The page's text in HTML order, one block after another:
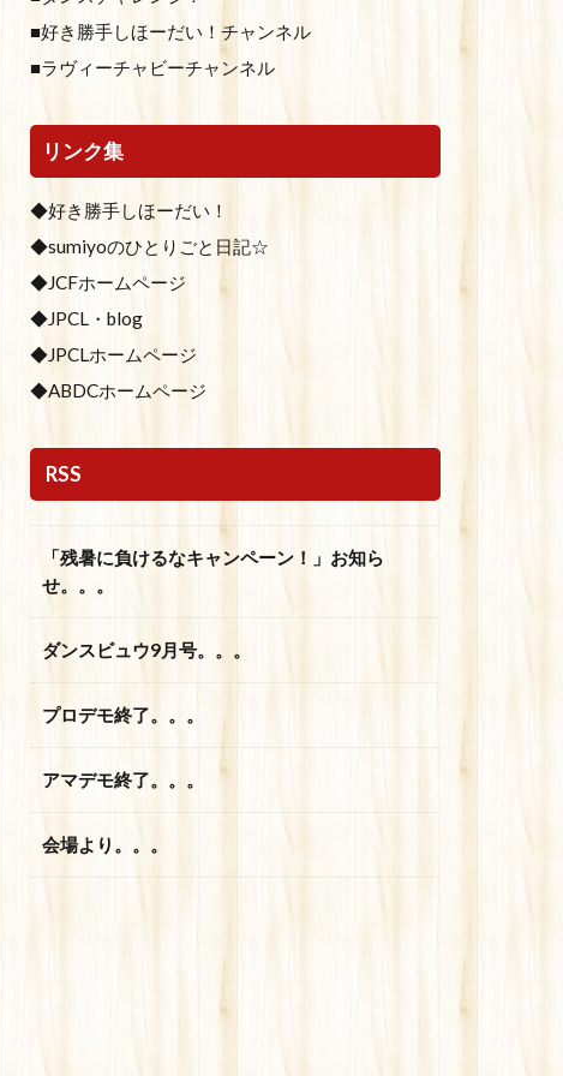
■好き勝手しほーだい！チャンネル
■ラヴィーチャビーチャンネル
リンク集
◆好き勝手しほーだい！
◆sumiyoのひとりごと日記☆
◆JCFホームページ
◆JPCL・blog
◆JPCLホームページ
◆ABDCホームページ
RSS
「残暑に負けるなキャンペーン！」お知ら
せ。。。
ダンスビュウ9月号。。。
プロデモ終了。。。
アマデモ終了。。。
会場より。。。